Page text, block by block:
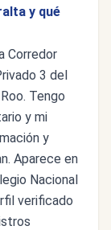
y qué
Corredor
3 del
Tengo
y mi
y
Aparece en
Nacional
verificado